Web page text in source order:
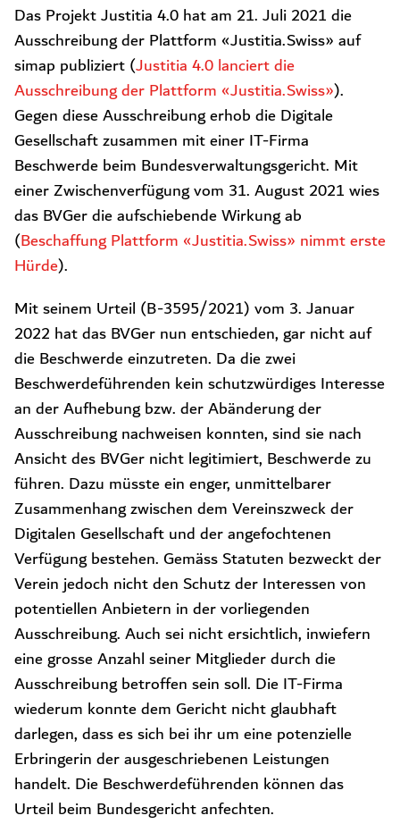
Das Projekt Justitia 4.0 hat am 21. Juli 2021 die
Ausschreibung der Plattform «Justitia.Swiss» auf
simap publiziert (Justitia 4.0 lanciert die
Ausschreibung der Plattform «Justitia.Swiss»).
Gegen diese Ausschreibung erhob die Digitale
Gesellschaft zusammen mit einer IT-Firma
Beschwerde beim Bundesverwaltungsgericht. Mit
einer Zwischenverfügung vom 31. August 2021 wies
das BVGer die aufschiebende Wirkung ab
(Beschaffung Plattform «Justitia.Swiss» nimmt erste
Hürde).
Mit seinem Urteil (B-3595/2021) vom 3. Januar
2022 hat das BVGer nun entschieden, gar nicht auf
die Beschwerde einzutreten. Da die zwei
Beschwerdeführenden kein schutzwürdiges Interesse
an der Aufhebung bzw. der Abänderung der
Ausschreibung nachweisen konnten, sind sie nach
Ansicht des BVGer nicht legitimiert, Beschwerde zu
führen. Dazu müsste ein enger, unmittelbarer
Zusammenhang zwischen dem Vereinszweck der
Digitalen Gesellschaft und der angefochtenen
Verfügung bestehen. Gemäss Statuten bezweckt der
Verein jedoch nicht den Schutz der Interessen von
potentiellen Anbietern in der vorliegenden
Ausschreibung. Auch sei nicht ersichtlich, inwiefern
eine grosse Anzahl seiner Mitglieder durch die
Ausschreibung betroffen sein soll. Die IT-Firma
wiederum konnte dem Gericht nicht glaubhaft
darlegen, dass es sich bei ihr um eine potenzielle
Erbringerin der ausgeschriebenen Leistungen
handelt. Die Beschwerdeführenden können das
Urteil beim Bundesgericht anfechten.